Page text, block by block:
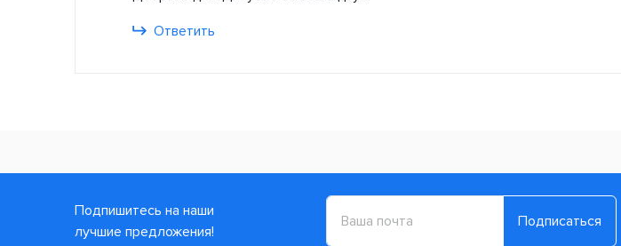
Ответить
Подпишитесь на наши
лучшие предложения!
Подписаться